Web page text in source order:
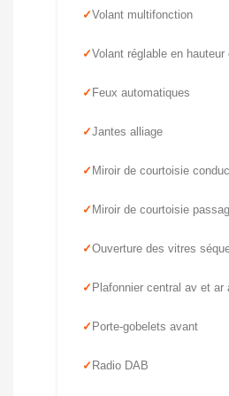
Volant multifonction
Volant réglable en hauteur
Feux automatiques
Jantes alliage
Miroir de courtoisie
Miroir de courtoisie
Ouverture des vitres
Plafonnier central av et ar
Porte-gobelets avant
Radio DAB